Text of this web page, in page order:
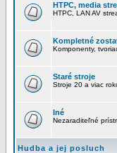
HTPC, media
HTPC, LAN AV
Kompletné
Komponenty,
Staré stroje
Stroje 20 a viac
Iné
Nezaraditeľné
Hudba a jej posluch